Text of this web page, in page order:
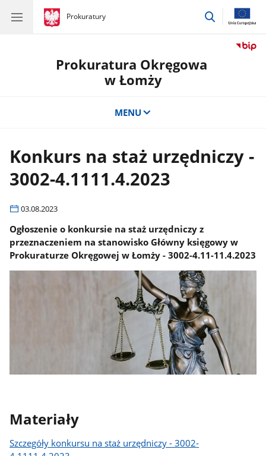
gov.pl
Prokuratury
gov.pl
Prokuratury
przejdź
Prokuratura Okręgowa
w Łomży
MENU
Konkurs na staż urzędniczy -
3002-4.1111.4.2023
03.08.2023
Ogłoszenie o konkursie na staż urzędniczy z
przeznaczeniem na stanowisko Główny księgowy w
Prokuraturze Okręgowej w Łomży - 3002-4.11-11.4.2023
Materiały
Szczegóły konkursu na staż urzędniczy - 3002-